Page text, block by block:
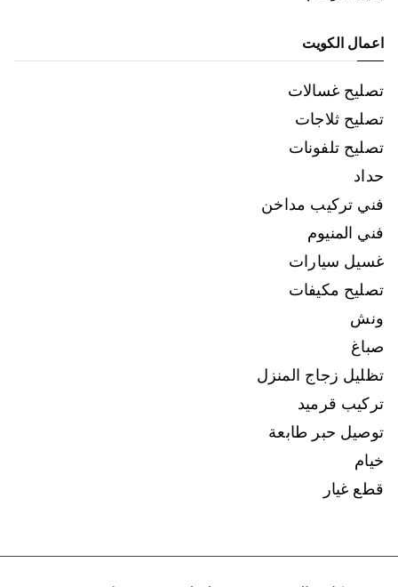
اعمال الكويت
تصليح غسالات
تصليح ثلاجات
تصليح تلفونات
حداد
فني تركيب مداخن
فني المنيوم
غسيل سيارات
تصليح مكيفات
ونش
صباغ
تظليل زجاج المنزل
تركيب قرميد
توصيل حبر طابعة
خيام
قطع غيار